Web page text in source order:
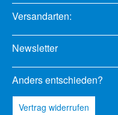
Versandarten:
Newsletter
Anders entschieden?
Vertrag widerrufen